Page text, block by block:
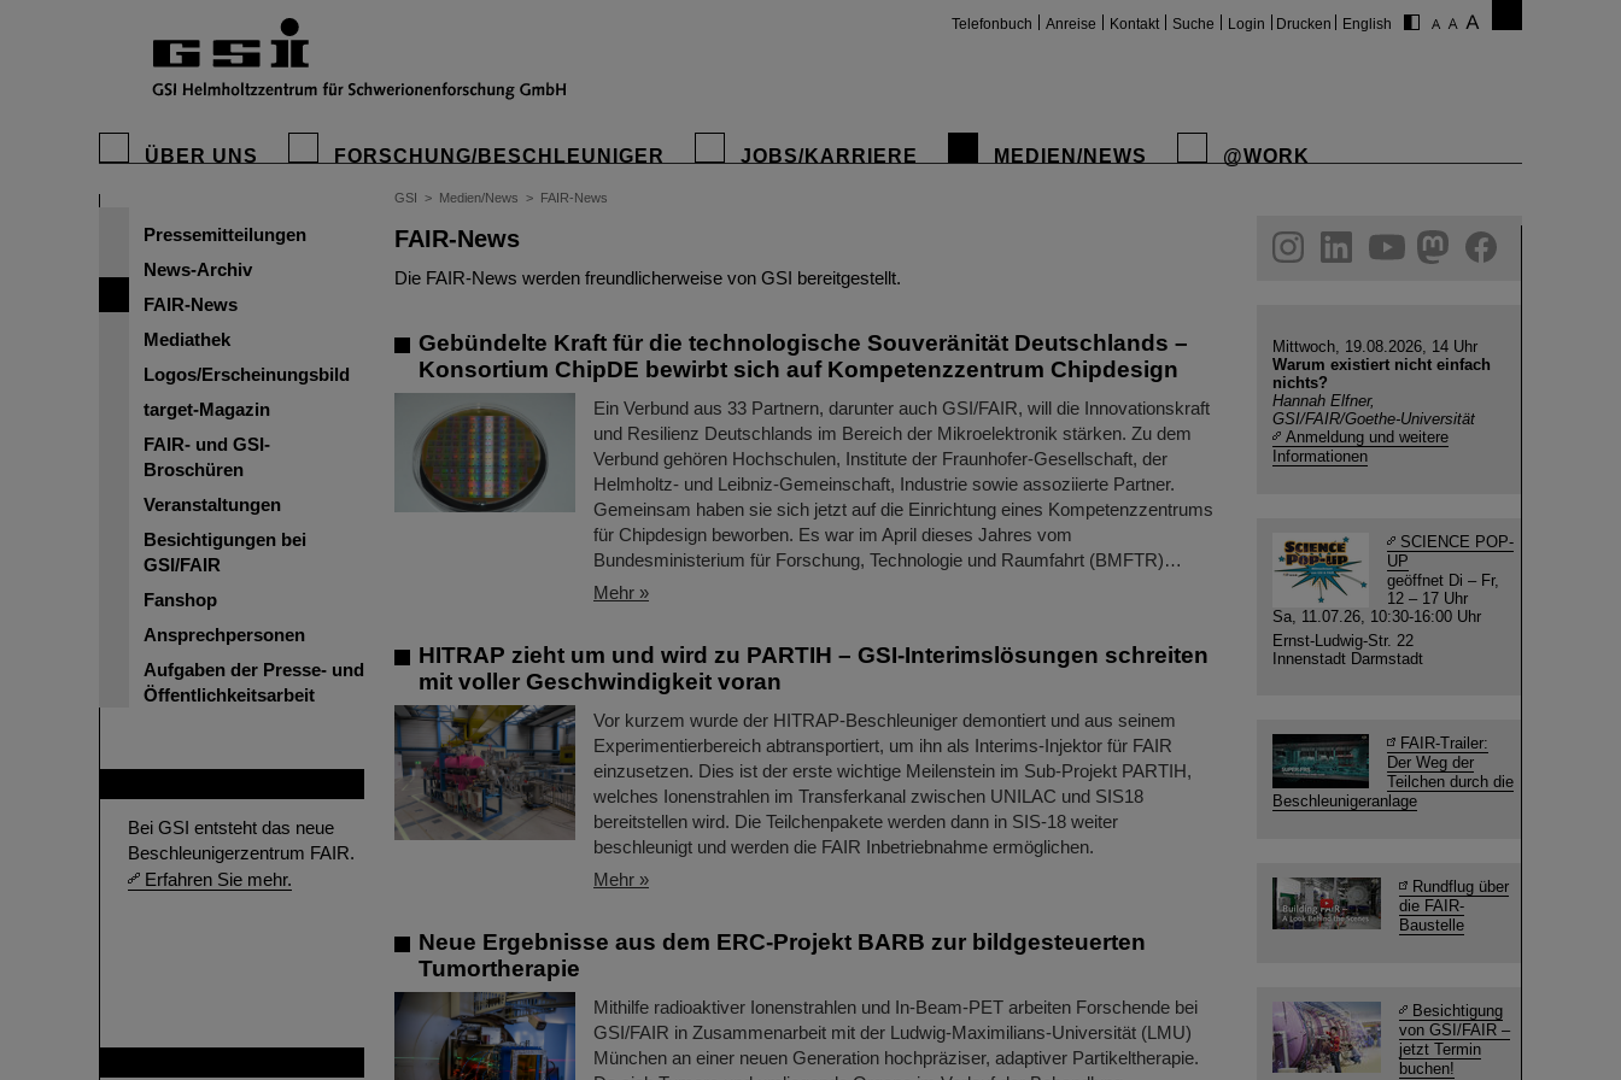
Telefonbuch Anreise Kontakt Suche Login Drucken English
ÜBER UNS FORSCHUNG/BESCHLEUNIGER JOBS/KARRIERE MEDIEN/NEWS @WORK
Pressemitteilungen
News-Archiv
FAIR-News
Mediathek
Logos/Erscheinungsbild
target-Magazin
FAIR- und GSI-
Broschüren
Veranstaltungen
Besichtigungen bei
GSI/FAIR
Fanshop
Ansprechpersonen
Aufgaben der Presse- und
Öffentlichkeitsarbeit
Bei GSI entsteht das neue
Beschleunigerzentrum FAIR.
Erfahren Sie mehr.
GSI > Medien/News > FAIR-News
FAIR-News
Die FAIR-News werden freundlicherweise von GSI bereitgestellt.
Gebündelte Kraft für die technologische Souveränität Deutschlands –
Konsortium ChipDE bewirbt sich auf Kompetenzzentrum Chipdesign
Ein Verbund aus 33 Partnern, darunter auch GSI/FAIR, will die Innovationskraft
und Resilienz Deutschlands im Bereich der Mikroelektronik stärken. Zu dem
Verbund gehören Hochschulen, Institute der Fraunhofer-Gesellschaft, der
Helmholtz- und Leibniz-Gemeinschaft, Industrie sowie assoziierte Partner.
Gemeinsam haben sie sich jetzt auf die Einrichtung eines Kompetenzzentrums
für Chipdesign beworben. Es war im April dieses Jahres vom
Bundesministerium für Forschung, Technologie und Raumfahrt (BMFTR)…
Mehr »
HITRAP zieht um und wird zu PARTIH – GSI-Interimslösungen schreiten
mit voller Geschwindigkeit voran
Vor kurzem wurde der HITRAP-Beschleuniger demontiert und aus seinem
Experimentierbereich abtransportiert, um ihn als Interims-Injektor für FAIR
einzusetzen. Dies ist der erste wichtige Meilenstein im Sub-Projekt PARTIH,
welches Ionenstrahlen im Transferkanal zwischen UNILAC und SIS18
bereitstellen wird. Die Teilchenpakete werden dann in SIS-18 weiter
beschleunigt und werden die FAIR Inbetriebnahme ermöglichen.
Mehr »
Neue Ergebnisse aus dem ERC-Projekt BARB zur bildgesteuerten
Tumortherapie
Mithilfe radioaktiver Ionenstrahlen und In-Beam-PET arbeiten Forschende bei
GSI/FAIR in Zusammenarbeit mit der Ludwig-Maximilians-Universität (LMU)
München an einer neuen Generation hochpräziser, adaptiver Partikeltherapie.
helmholtz.social
facebook
Mittwoch, 19.08.2026, 14 Uhr
Warum existiert nicht einfach
nichts?
Hannah Elfner,
GSI/FAIR/Goethe-Universität
Anmeldung und weitere
Informationen
SCIENCE POP-
UP
geöffnet Di – Fr,
12 – 17 Uhr
Sa, 11.07.26, 10:30-16:00 Uhr
Ernst-Ludwig-Str. 22
Innenstadt Darmstadt
FAIR-Trailer:
Der Weg der
Teilchen durch die
Beschleunigeranlage
Rundflug über
die FAIR-
Baustelle
Besichtigung
von GSI/FAIR –
jetzt Termin
buchen!